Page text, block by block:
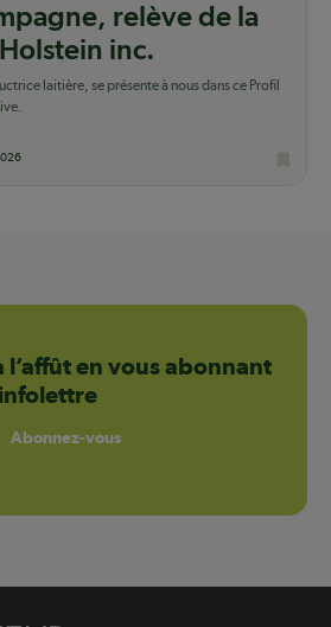
relève de la
inc.
laitière, se présente à nous dans ce Profil
l’affût en vous abonnant
Abonnez-vous